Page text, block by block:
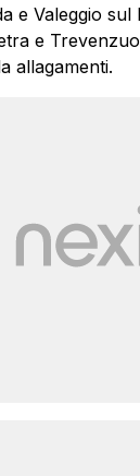
e Valeggio
e
allagamenti.